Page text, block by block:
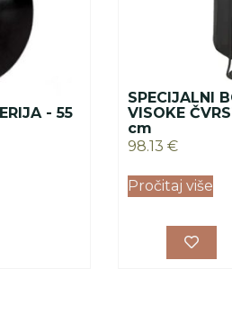
- 55
SPECIJALNI
VISOKE
cm
98.13 €
Pročitaj više